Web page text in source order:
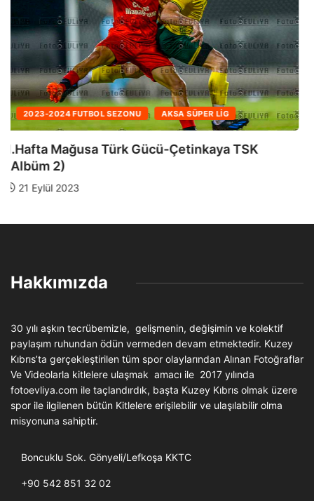
2023-2024 FUTBOL SEZONU AKSA SÜPER LIG
1.Hafta Mağusa Türk Gücü-Çetinkaya TSK
(Albüm 1)
21 Eylül 2023
Hakkımızda
30 yılı aşkın tecrübemizle, gelişmenin, değişimin ve kolektif
paylaşım ruhundan ödün vermeden devam etmektedir. Kuzey
Kıbrıs’ta gerçekleştirilen tüm spor olaylarından Alınan Fotoğraflar
Ve Videolarla kitlelere ulaşmak amacı ile 2017 yılında
fotoevliya.com ile taçlandırdık, başta Kuzey Kıbrıs olmak üzere
spor ile ilgilenen bütün Kitlelere erişilebilir ve ulaşılabilir olma
misyonuna sahiptir.
Boncuklu Sok. Gönyeli/Lefkoşa KKTC
+90 542 851 32 02